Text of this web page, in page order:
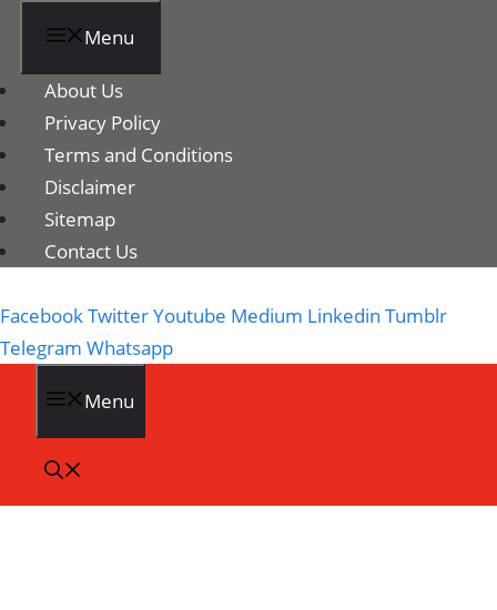
Menu
About Us
Privacy Policy
Terms and Conditions
Disclaimer
Sitemap
Contact Us
FacebookTwitterYoutube Medium Linkedin Tumblr
Telegram Whatsapp
Menu